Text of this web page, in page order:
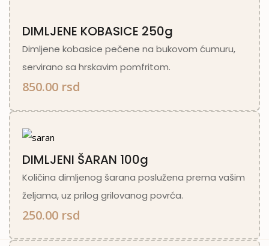
DIMLJENE KOBASICE 250g
Dimljene kobasice pečene na bukovom ćumuru,
servirano sa hrskavim pomfritom.
850.00 rsd
DIMLJENI ŠARAN 100g
Količina dimljenog šarana poslužena prema vašim
željama, uz prilog grilovanog povrća.
250.00 rsd